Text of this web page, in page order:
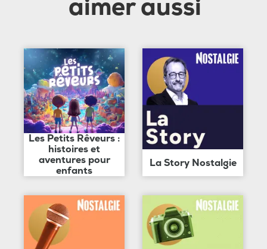
aimer aussi
Les Petits Rêveurs :
histoires et
aventures pour
enfants
La Story Nostalgie